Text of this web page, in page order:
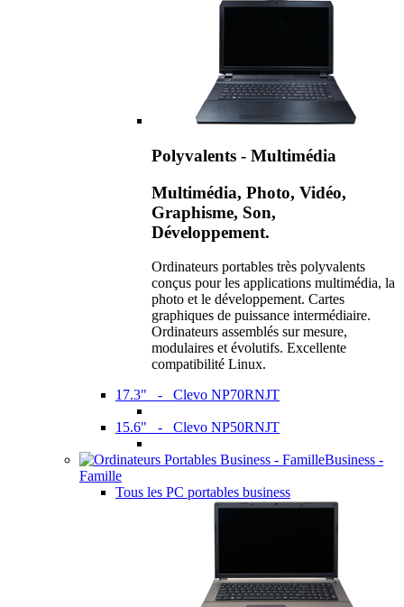
Polyvalents - Multimédia
Multimédia, Photo, Vidéo,
Graphisme, Son,
Développement.
Ordinateurs portables très polyvalents
conçus pour les applications multimédia, la
photo et le développement. Cartes
graphiques de puissance intermédiaire.
Ordinateurs assemblés sur mesure,
modulaires et évolutifs. Excellente
compatibilité Linux.
17.3" - Clevo NP70RNJT
15.6" - Clevo NP50RNJT
Business -
Famille
Tous les PC portables business